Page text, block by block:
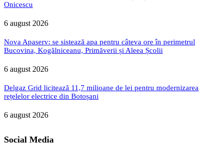
Onicescu
6 august 2026
Nova Apaserv: se sistează apa pentru câteva ore în perimetrul
Bucovina, Kogălniceanu, Primăverii și Aleea Școlii
6 august 2026
Delgaz Grid licitează 11,7 milioane de lei pentru modernizarea
rețelelor electrice din Botoșani
6 august 2026
Social Media